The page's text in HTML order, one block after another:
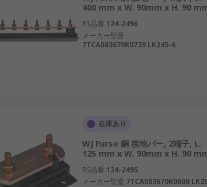
400 mm x W. 90mm x H. 90
RS品番 124-2496
メーカー型番
7TCA083670R0739 LK245-6
在庫あり
WJ Furse 銅 接地バー, 2端子, L.
125 mm x W. 90mm x H. 90
RS品番 124-2495
メーカー型番 7TCA083670R0600